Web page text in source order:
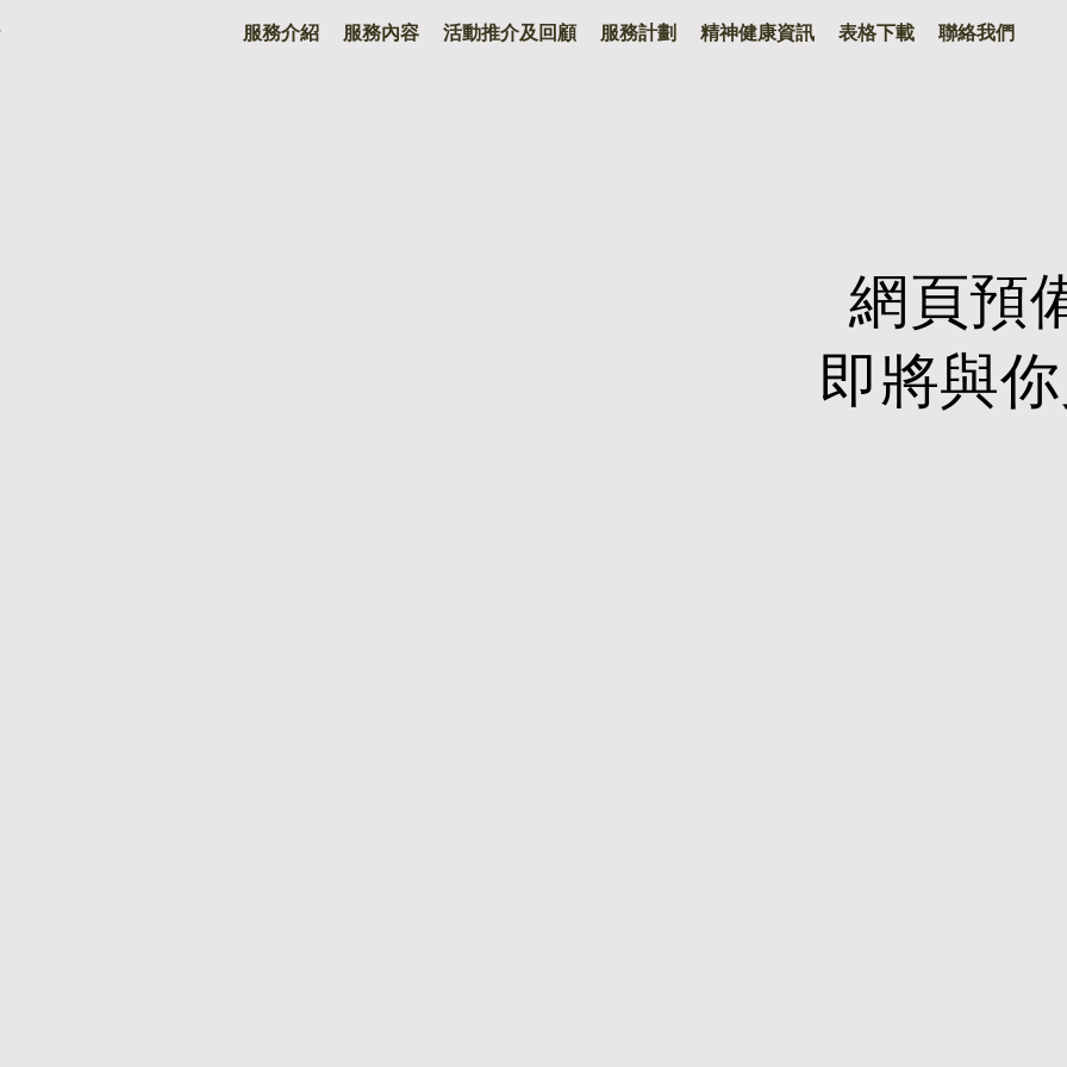
服務介紹 服務內容 活動推介及回顧 服務計劃 精神健康資訊 表格下載 聯絡我們
網頁預
即將與